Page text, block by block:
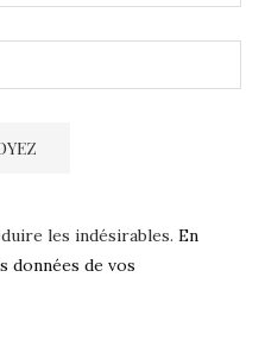
les indésirables. En
données de vos